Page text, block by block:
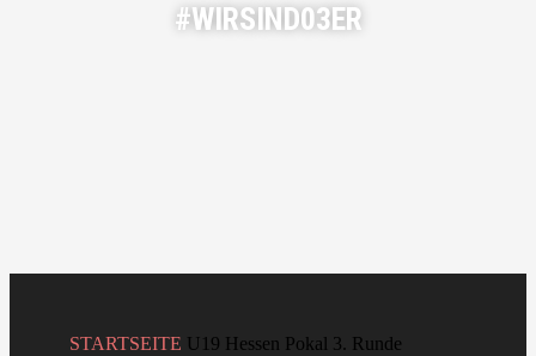
#WIRSIND03ER
STARTSEITE U19 Hessen Pokal 3. Runde